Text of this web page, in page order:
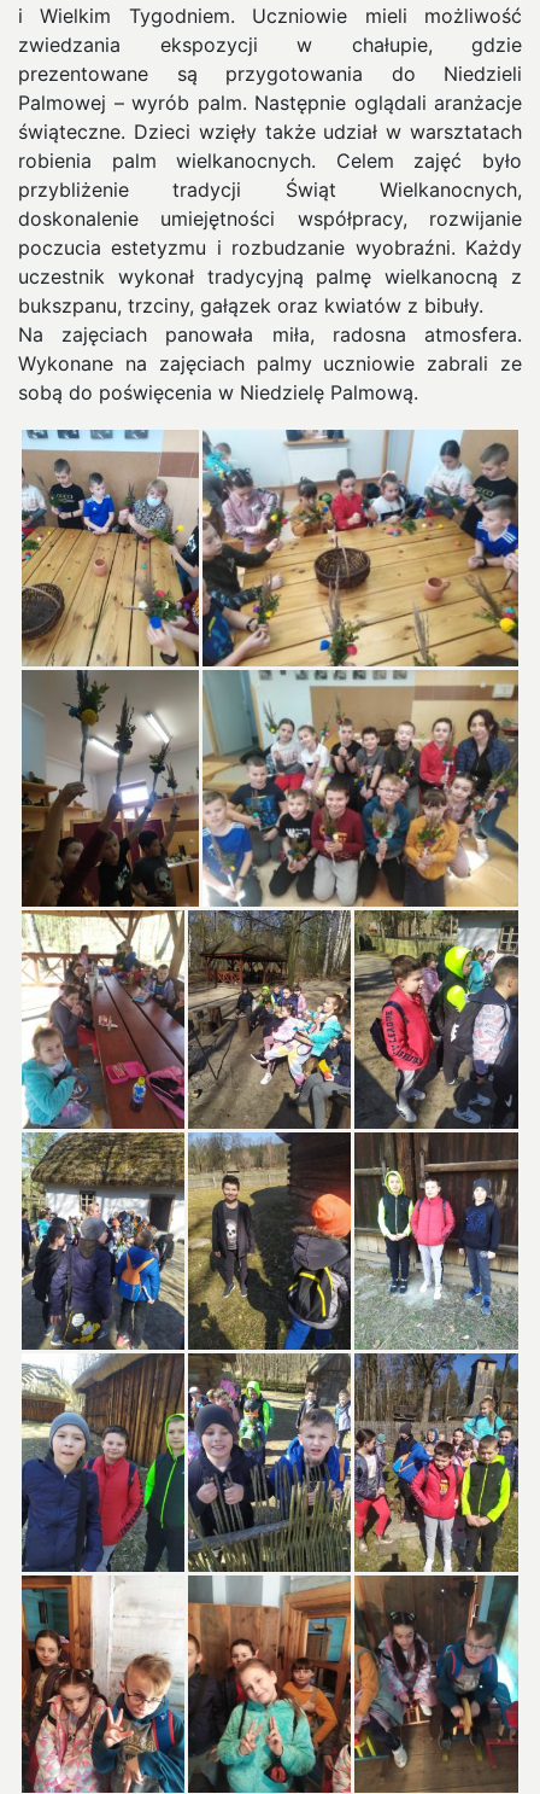
i Wielkim Tygodniem. Uczniowie mieli możliwość
zwiedzania ekspozycji w chałupie, gdzie
prezentowane są przygotowania do Niedzieli
Palmowej – wyrób palm. Następnie oglądali aranżacje
świąteczne. Dzieci wzięły także udział w warsztatach
robienia palm wielkanocnych. Celem zajęć było
przybliżenie tradycji Świąt Wielkanocnych,
doskonalenie umiejętności współpracy, rozwijanie
poczucia estetyzmu i rozbudzanie wyobraźni. Każdy
uczestnik wykonał tradycyjną palmę wielkanocną z
bukszpanu, trzciny, gałązek oraz kwiatów z bibuły.
Na zajęciach panowała miła, radosna atmosfera.
Wykonane na zajęciach palmy uczniowie zabrali ze
sobą do poświęcenia w Niedzielę Palmową.